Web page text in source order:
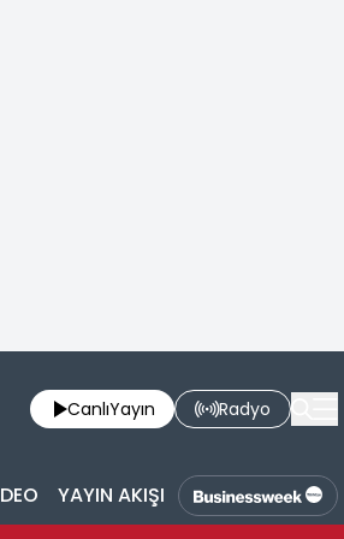
CanlıYayın Radyo
YAYIN AKIŞI